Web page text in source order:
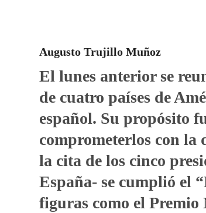
Augusto Trujillo Muñoz
El lunes anterior se
de cuatro países de
español. Su propósito
comprometerlos con la
la cita de los cinco
España- se cumplió el
figuras como el Premio